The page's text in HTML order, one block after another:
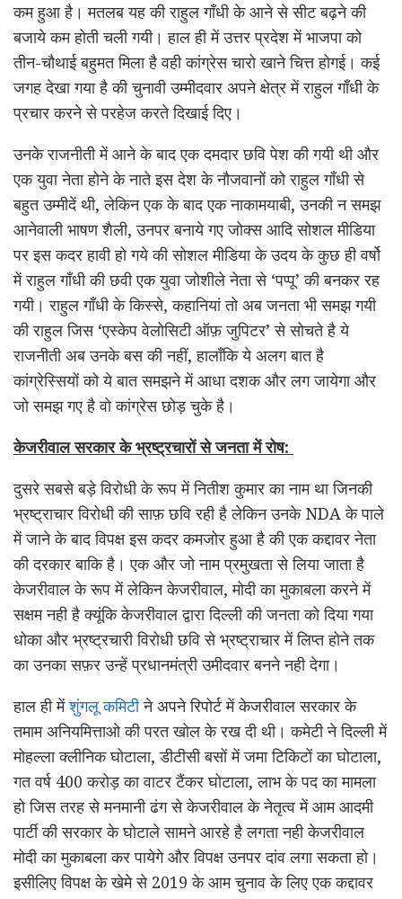
कम हुआ है। मतलब यह की राहुल गाँधी के आने से सीट बढ़ने की
बजाये कम होती चली गयी। हाल ही में उत्तर प्रदेश में भाजपा को
तीन-चौथाई बहुमत मिला है वही कांग्रेस चारो खाने चित्त होगई। कई
जगह देखा गया है की चुनावी उम्मीदवार अपने क्षेत्र में राहुल गाँधी के
प्रचार करने से परहेज करते दिखाई दिए।
उनके राजनीती में आने के बाद एक दमदार छवि पेश की गयी थी और
एक युवा नेता होने के नाते इस देश के नौजवानों को राहुल गाँधी से
बहुत उम्मीदें थी, लेकिन एक के बाद एक नाकामयाबी, उनकी न समझ
आनेवाली भाषण शैली, उनपर बनाये गए जोक्स आदि सोशल मीडिया
पर इस कदर हावी हो गये की सोशल मीडिया के उदय के कुछ ही वर्षो
में राहुल गाँधी की छवी एक युवा जोशीले नेता से ‘पप्पू’ की बनकर रह
गयी। राहुल गाँधी के किस्से, कहानियां तो अब जनता भी समझ गयी
की राहुल जिस ‘एस्केप वेलोसिटी ऑफ़ जुपिटर’ से सोचते है ये
राजनीती अब उनके बस की नहीं, हालाँकि ये अलग बात है
कांग्रेस्सियों को ये बात समझने में आधा दशक और लग जायेगा और
जो समझ गए है वो कांग्रेस छोड़ चुके है।
केजरीवाल सरकार के भ्रष्ट्रचारों से जनता में रोष:
दुसरे सबसे बड़े विरोधी के रूप में नितीश कुमार का नाम था जिनकी
भ्रष्ट्राचार विरोधी की साफ़ छवि रही है लेकिन उनके NDA के पाले
में जाने के बाद विपक्ष इस कदर कमजोर हुआ है की एक कद्दावर नेता
की दरकार बाकि है। एक और जो नाम प्रमुखता से लिया जाता है
केजरीवाल के रूप में लेकिन केजरीवाल, मोदी का मुकाबला करने में
सक्षम नही है क्यूंकि केजरीवाल द्वारा दिल्ली की जनता को दिया गया
धोका और भ्रष्ट्रचारी विरोधी छवि से भ्रष्ट्राचार में लिप्त होने तक
का उनका सफ़र उन्हें प्रधानमंत्री उमीदवार बनने नही देगा।
हाल ही मेंशुंगलू कमिटीने अपने रिपोर्ट में केजरीवाल सरकार के
तमाम अनियमित्ताओ की परत खोल के रख दी थी। कमेटी ने दिल्ली में
मोहल्ला क्लीनिक घोटाला, डीटीसी बसों में जमा टिकिटों का घोटाला,
गत वर्ष 400 करोड़ का वाटर टैंकर घोटाला, लाभ के पद का मामला
हो जिस तरह से मनमानी ढंग से केजरीवाल के नेतृत्व में आम आदमी
पार्टी की सरकार के घोटाले सामने आरहे है लगता नही केजरीवाल
मोदी का मुकाबला कर पायेगे और विपक्ष उनपर दांव लगा सकता हो।
इसीलिए विपक्ष के खेमे से 2019 के आम चुनाव के लिए एक कद्दावर